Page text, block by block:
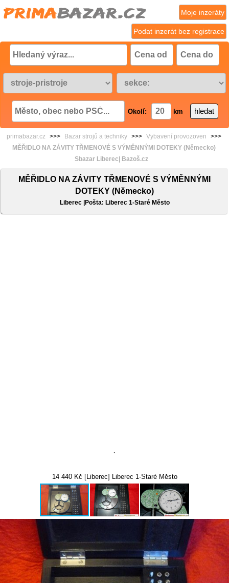
Podat inzerát bez registrace
Moje inzeráty
Okolí: km
primabazar.cz >>> Bazar strojů a techniky >>> Vybavení provozoven
>>>
MĚŘIDLO NA ZÁVITY TŘMENOVÉ S VÝMĚNNÝMI DOTEKY (Německo)
Sbazar Liberec| Bazoš.cz
MĚŘIDLO NA ZÁVITY TŘMENOVÉ S VÝMĚNNÝMI
DOTEKY (Německo)
Liberec |Pošta: Liberec 1-Staré Město
`
14 440 Kč [Liberec] Liberec 1-Staré Město